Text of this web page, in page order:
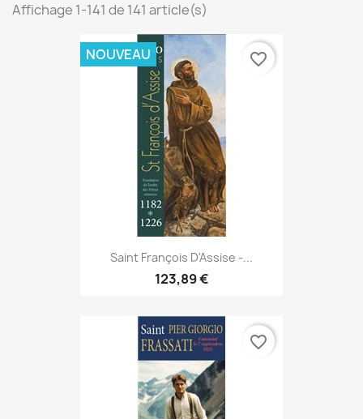
Affichage 1-141 de 141 article(s)
Saint François D'Assise -...
123,89 €
NOUVEAU favorite_border
favorite_border